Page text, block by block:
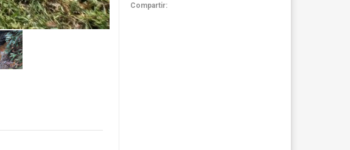
Compartir: